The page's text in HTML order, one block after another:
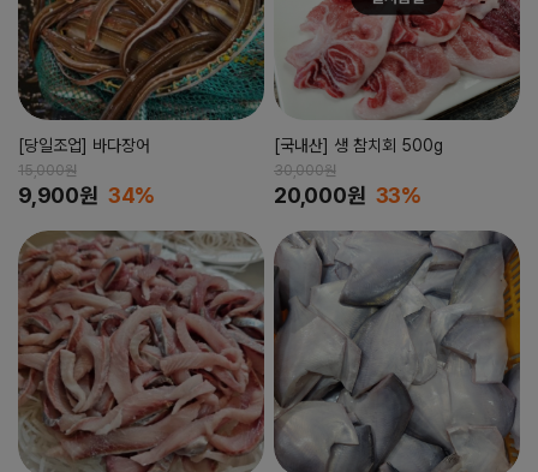
[당일조업] 바다장어
15,000원
9,900원 34%
[국내산] 생 참치회 500g
30,000원
20,000원 33%